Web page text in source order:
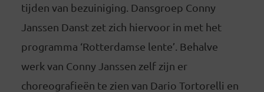
tijden van bezuiniging. Dansgroep Conny
Janssen Danst zet zich hiervoor in met het
programma ‘Rotterdamse lente’. Behalve
werk van Conny Janssen zelf zijn er
choreografieën te zien van Dario Tortorelli en